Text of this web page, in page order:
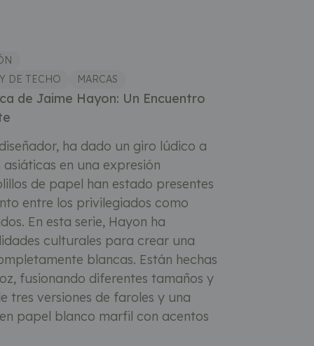
DE TECHO
MARCAS
de Jaime Hayon: Un Encuentro
ha dado un giro lúdico a
en una expresión
de papel han estado presentes
entre los privilegiados como
En esta serie, Hayon ha
culturales para crear una
blancas. Están hechas
fusionando diferentes tamaños y
tres versiones de faroles y una
papel blanco marfil con acentos